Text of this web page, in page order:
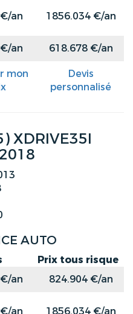
an 1856.034 €/an
an 618.678 €/an
mon
Devis
personnalisé
XDRIVE35I
AUTO
Prix tous risque
an
824.904 €/an
an 1856.034 €/an